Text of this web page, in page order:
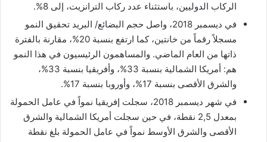
الركاب الدوليين، باستثناء عدد ركاب الترانزيت، إلى 8%.
في ديسمبر 2018، واصل حجم البضائع/ البريد تحقيق النمو
مسجلاً رقماً من خانتين، كما ارتفع بنسبة 20%، مقارنة بالفترة
ذاتها من العام الماضي. والمساهمون الرئيسيون في هذا النمو
هم: أمريكا الشمالية بنسبة 33%، وأفريقيا بنسبة 33%،
والشرق الأقصى بنسبة 17%، وأوروبا بنسبة 17%.
في شهر ديسمبر 2018، سجلت إفريقيا نمواً في عامل الحمولة
بمعدل 2,5 نقطة، في حين سجلت أمريكا الشمالية والشرق
الأقصى والشرق الأوسط نمواً في عامل الحمولة بلغ نقطة